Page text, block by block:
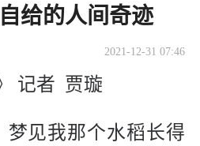
给的人间奇迹
2021-12-31 07:46
记者 贾璇
梦见我那个水稻长得